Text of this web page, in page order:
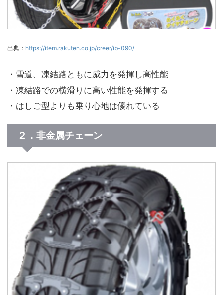
出典： https://item.rakuten.co.jp/creer/ib-090/
・雪道、凍結路ともに威力を発揮し高性能
・凍結路での横滑りに高い性能を発揮する
・はしご型よりも乗り心地は優れている
２．非金属チェーン